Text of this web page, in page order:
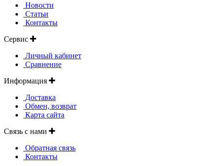
Новости
Статьи
Контакты
Сервис
Личный кабинет
Сравнение
Информация
Доставка
Обмен, возврат
Карта сайта
Связь с нами
Обратная связь
Контакты